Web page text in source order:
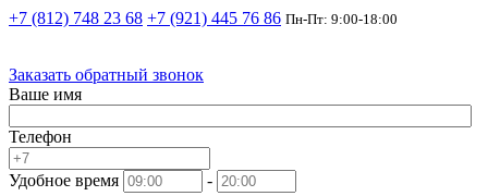
+7 (812) 748 23 68 +7 (921) 445 76 86 Пн-Пт: 9:00-18:00
Заказать обратный звонок
Ваше имя
Телефон
Удобное время
-